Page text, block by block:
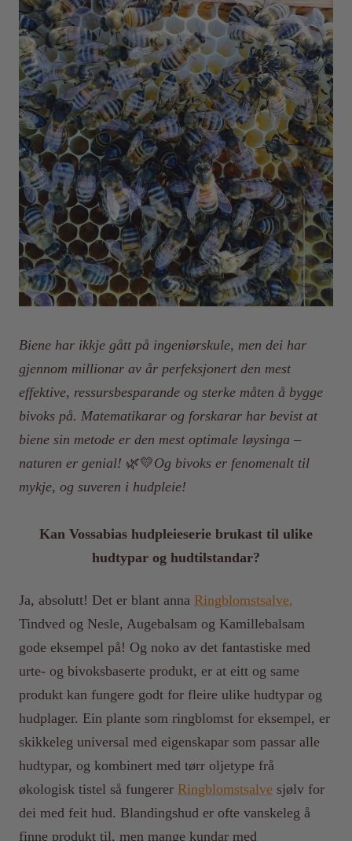
Biene har ikkje gått på ingeniørskule, men dei har
gjennom millionar av år perfeksjonert den mest
effektive, ressursbesparande og sterke måten å bygge
bivoks på. Matematikarar og forskarar har bevist at
biene sin metode er den mest optimale løysinga –
naturen er genial! 🌿💛Og bivoks er fenomenalt til
mykje, og suveren i hudpleie!
Kan Vossabias hudpleieserie brukast til ulike
hudtypar og hudtilstandar?
Ja, absolutt! Det er blant anna Ringblomstsalve,
Tindved og Nesle, Augebalsam og Kamillebalsam
gode eksempel på! Og noko av det fantastiske med
urte- og bivoksbaserte produkt, er at eitt og same
produkt kan fungere godt for fleire ulike hudtypar og
hudplager. Ein plante som ringblomst for eksempel, er
skikkeleg universal med eigenskapar som passar alle
hudtypar, og kombinert med tørr oljetype frå
økologisk tistel så fungerer Ringblomstsalve sjølv for
dei med feit hud. Blandingshud er ofte vanskeleg å
finne produkt til, men mange kundar med